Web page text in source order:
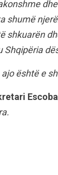
shumë
shkuarën
Shqipëria
ajo është e